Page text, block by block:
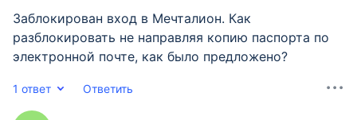
Заблокирован вход в Мечталион. Как
разблокировать не направляя копию паспорта по
электронной почте, как было предложено?
1 ответ Ответить